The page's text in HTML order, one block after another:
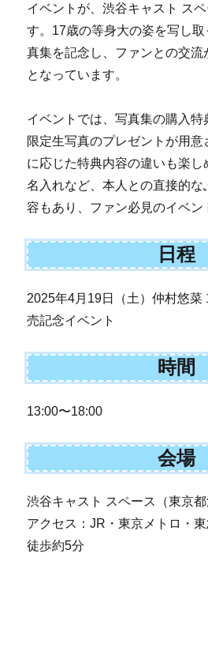
イベントが、渋谷キャスト ス
す。17歳の等身大の姿を写し
真集を記念し、ファンとの交流
となっています。
イベントでは、写真集の購入
限定生写真のプレゼントが用
に応じた特典内容の違いも楽
名入れなど、本人との直接的な
容もあり、ファン必見のイベン
日程
2025年4月19日（土）仲村悠菜
売記念イベント
時間
13:00〜18:00
会場
渋谷キャスト スペース（東京都
アクセス：JR・東京メトロ・
徒歩約5分